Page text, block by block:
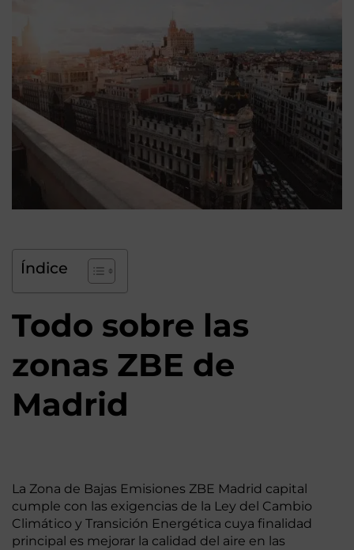
Índice
Todo sobre las
zonas ZBE de
Madrid
La Zona de Bajas Emisiones ZBE Madrid capital
cumple con las exigencias de la Ley del Cambio
Climático y Transición Energética cuya finalidad
principal es mejorar la calidad del aire en las